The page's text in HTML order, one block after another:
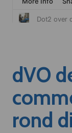
dVO
rond